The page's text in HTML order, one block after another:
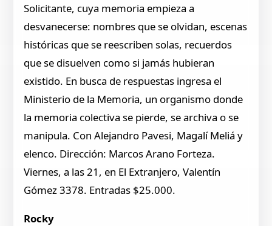
Solicitante, cuya memoria empieza a
desvanecerse: nombres que se olvidan, escenas
históricas que se reescriben solas, recuerdos
que se disuelven como si jamás hubieran
existido. En busca de respuestas ingresa el
Ministerio de la Memoria, un organismo donde
la memoria colectiva se pierde, se archiva o se
manipula. Con Alejandro Pavesi, Magalí Meliá y
elenco. Dirección: Marcos Arano Forteza.
Viernes, a las 21, en El Extranjero, Valentín
Gómez 3378. Entradas $25.000.
Rocky